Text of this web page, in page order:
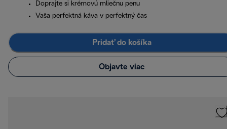
Doprajte si krémovú mliečnu penu
Vaša perfektná káva v perfektný čas
Pridať do košíka
Objavte viac